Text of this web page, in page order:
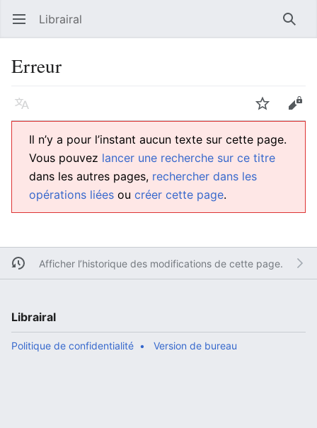
Ouvrir le menu principal Librairal
Erreur
Langue Suivre
Il n’y a pour l’instant aucun texte sur cette page.
Vous pouvez lancer une recherche sur ce titre
dans les autres pages, rechercher dans les
opérations liées ou créer cette page.
Afficher l’historique des modifications de cette page.
Librairal
Politique de confidentialité Version de bureau